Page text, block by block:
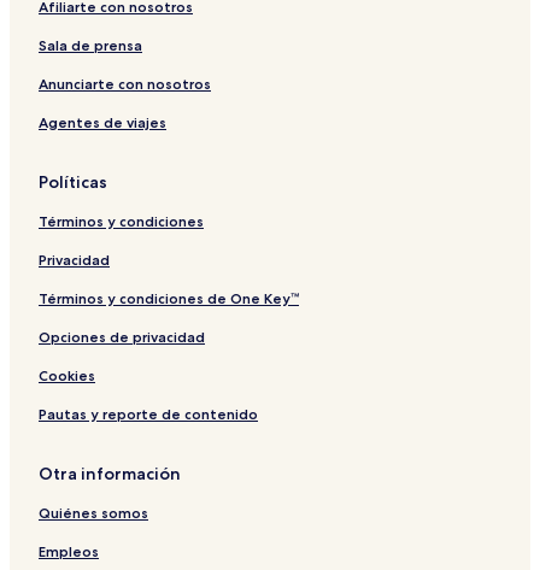
Afiliarte con nosotros
Sala de prensa
Anunciarte con nosotros
Agentes de viajes
Políticas
Términos y condiciones
Privacidad
Términos y condiciones de One Key™
Opciones de privacidad
Cookies
Pautas y reporte de contenido
Otra información
Quiénes somos
Empleos